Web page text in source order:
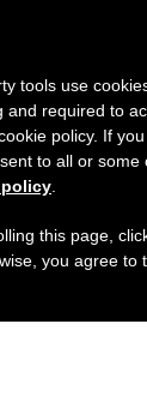
agosto
en el
y
tools use
and required to
policy. If
to all or some
this page,
you agree to